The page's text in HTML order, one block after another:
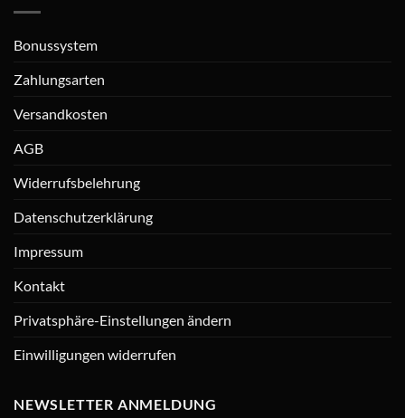
Bonussystem
Zahlungsarten
Versandkosten
AGB
Widerrufsbelehrung
Datenschutzerklärung
Impressum
Kontakt
Privatsphäre-Einstellungen ändern
Einwilligungen widerrufen
NEWSLETTER ANMELDUNG